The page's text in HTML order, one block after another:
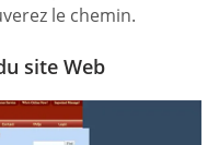
le chemin.
site Web